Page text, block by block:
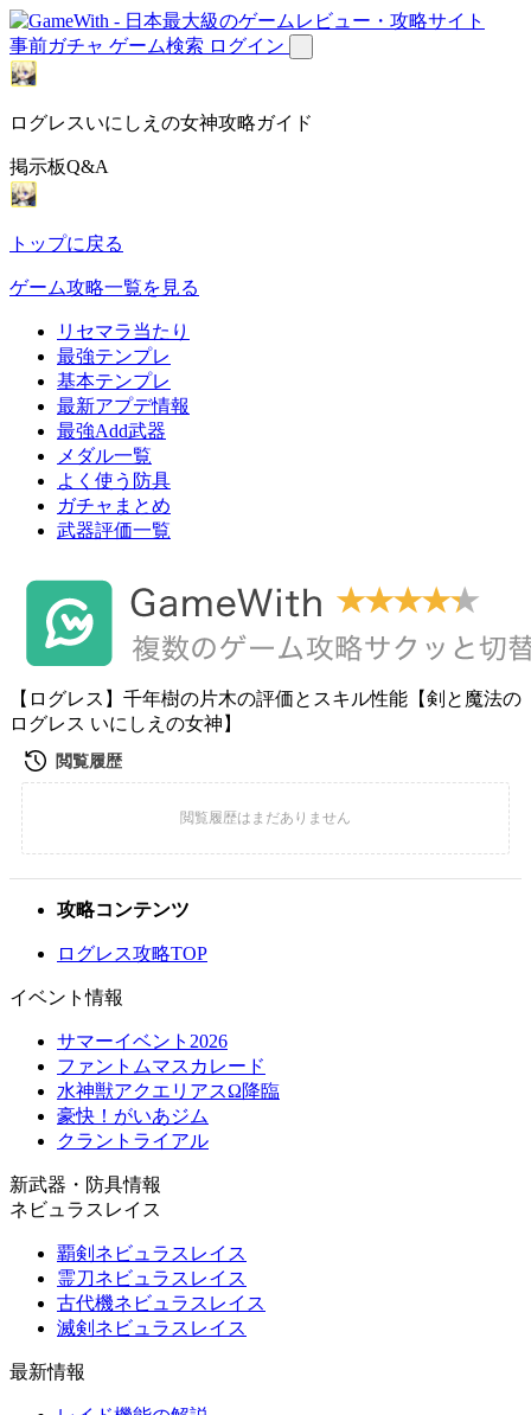
事前ガチャ ゲーム検索 ログイン
ログレスいにしえの女神攻略ガイド
掲示板Q&A
トップに戻る
ゲーム攻略一覧を見る
リセマラ当たり
最強テンプレ
基本テンプレ
最新アプデ情報
最強Add武器
メダル一覧
よく使う防具
ガチャまとめ
武器評価一覧
【ログレス】千年樹の片木の評価とスキル性能【剣と魔法の
ログレス いにしえの女神】
攻略コンテンツ
ログレス攻略TOP
イベント情報
サマーイベント2026
ファントムマスカレード
水神獣アクエリアスΩ降臨
豪快！がいあジム
クラントライアル
新武器・防具情報
ネビュラスレイス
覇剣ネビュラスレイス
霊刀ネビュラスレイス
古代機ネビュラスレイス
滅剣ネビュラスレイス
最新情報